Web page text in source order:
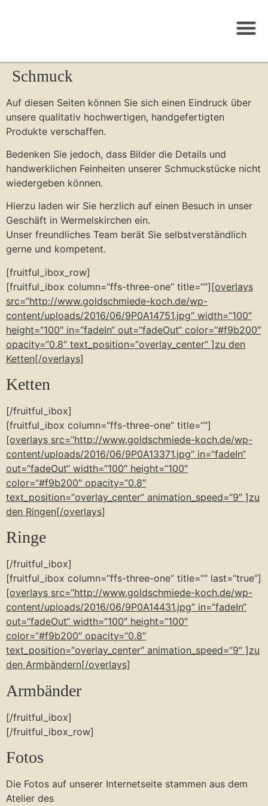
Schmuck
Auf diesen Seiten können Sie sich einen Eindruck über
unsere qualitativ hochwertigen, handgefertigten
Produkte verschaffen.
Bedenken Sie jedoch, dass Bilder die Details und
handwerklichen Feinheiten unserer Schmuckstücke nicht
wiedergeben können.
Hierzu laden wir Sie herzlich auf einen Besuch in unser
Geschäft in Wermelskirchen ein.
Unser freundliches Team berät Sie selbstverständlich
gerne und kompetent.
[fruitful_ibox_row]
[fruitful_ibox column=“ffs-three-one“ title=““] [overlays
src=“http://www.goldschmiede-koch.de/wp-
content/uploads/2016/06/9P0A14751.jpg“ width=“100″
height=“100″ in=“fadeIn“ out=“fadeOut“ color=“#f9b200″
opacity=“0.8″ text_position=“overlay_center“ ]zu den
Ketten[/overlays]
Ketten
[/fruitful_ibox]
[fruitful_ibox column=“ffs-three-one“ title=““]
[overlays src=“http://www.goldschmiede-koch.de/wp-
content/uploads/2016/06/9P0A13371.jpg“ in=“fadeIn“
out=“fadeOut“ width=“100″ height=“100″
color=“#f9b200″ opacity=“0.8″
text_position=“overlay_center“ animation_speed=“9″ ]zu
den Ringen[/overlays]
Ringe
[/fruitful_ibox]
[fruitful_ibox column=“ffs-three-one“ title=““ last=“true“]
[overlays src=“http://www.goldschmiede-koch.de/wp-
content/uploads/2016/06/9P0A14431.jpg“ in=“fadeIn“
out=“fadeOut“ width=“100″ height=“100″
color=“#f9b200″ opacity=“0.8″
text_position=“overlay_center“ animation_speed=“9″ ]zu
den Armbändern[/overlays]
Armbänder
[/fruitful_ibox]
[/fruitful_ibox_row]
Fotos
Die Fotos auf unserer Internetseite stammen aus dem
Atelier des